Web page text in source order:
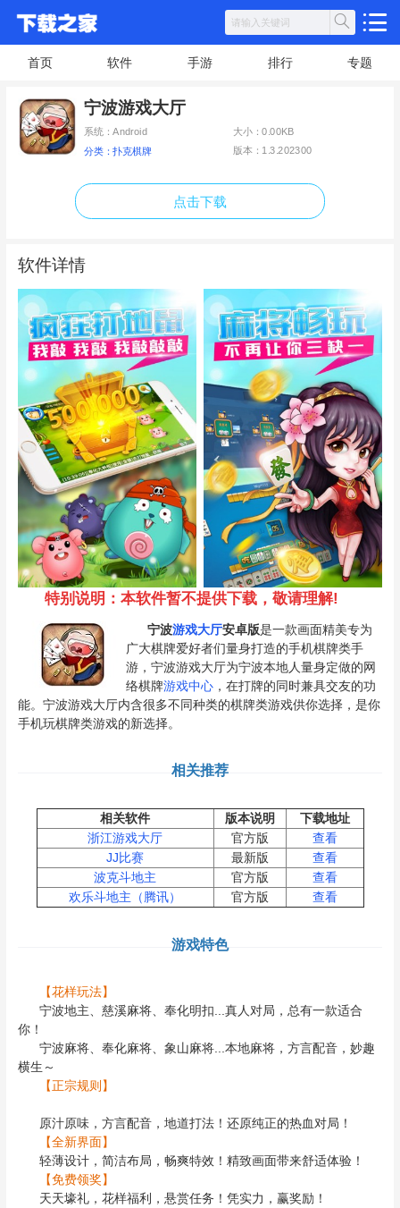
首页 软件 手游 排行 专题
宁波游戏大厅
系统：Android 大小：0.00KB
分类：扑克棋牌 版本：1.3.202300
点击下载
软件详情
特别说明：本软件暂不提供下载，敬请理解!
宁波游戏大厅安卓版是一款画面精美专为
广大棋牌爱好者们量身打造的手机棋牌类手
游，宁波游戏大厅为宁波本地人量身定做的网
络棋牌游戏中心，在打牌的同时兼具交友的功
能。宁波游戏大厅内含很多不同种类的棋牌类游戏供你选择，是你
手机玩棋牌类游戏的新选择。
相关推荐
相关软件 版本说明
下载地址
浙江游戏大厅
官方版
查看
JJ比赛
最新版
查看
波克斗地主
官方版
查看
欢乐斗地主（腾讯）
官方版 查看
游戏特色
【花样玩法】
宁波地主、慈溪麻将、奉化明扣...真人对局，总有一款适合
你！
宁波麻将、奉化麻将、象山麻将...本地麻将，方言配音，妙趣
横生～
【正宗规则】
原汁原味，方言配音，地道打法！还原纯正的热血对局！
【全新界面】
轻薄设计，简洁布局，畅爽特效！精致画面带来舒适体验！
【免费领奖】
天天壕礼，花样福利，悬赏任务！凭实力，赢奖励！